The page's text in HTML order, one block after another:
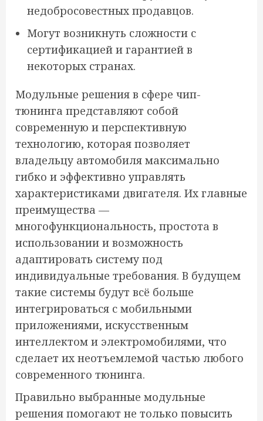
недобросовестных продавцов.
Могут возникнуть сложности с
сертификацией и гарантией в
некоторых странах.
Модульные решения в сфере чип-
тюнинга представляют собой
современную и перспективную
технологию, которая позволяет
владельцу автомобиля максимально
гибко и эффективно управлять
характеристиками двигателя. Их главные
преимущества —
многофункциональность, простота в
использовании и возможность
адаптировать систему под
индивидуальные требования. В будущем
такие системы будут всё больше
интегрироваться с мобильными
приложениями, искусственным
интеллектом и электромобилями, что
сделает их неотъемлемой частью любого
современного тюнинга.
Правильно выбранные модульные
решения помогают не только повысить